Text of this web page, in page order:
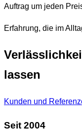
Auftrag um jeden
Erfahrung, die im
lassen
Kunden und
Seit 2004